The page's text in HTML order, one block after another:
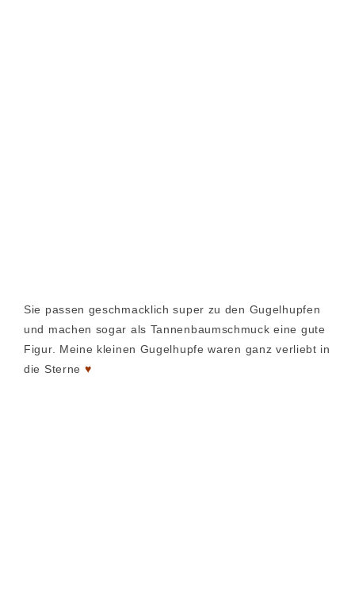
Sie passen geschmacklich super zu den Gugelhupfen
und machen sogar als Tannenbaumschmuck eine gute
Figur. Meine kleinen Gugelhupfe waren ganz verliebt in
die Sterne ♥